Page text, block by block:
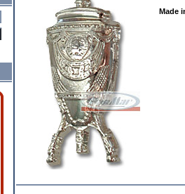
Made